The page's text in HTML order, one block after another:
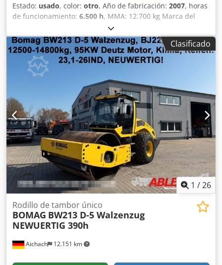
Estado: usado, color: otro, Año de fabricación: 2007, horas
de funcionamiento: 6.500 h, MMA: 12.700 kg Marca del
motor: Deutz Crodpoy R Uwrefx Acaof Marcado CE: sí
Número de serie: 101582511260 ¡Máquinas en venta! Visite
nuestra web para ver una amplia variedad de máquinas
listas para la venta. Disponemos de más opciones de las
que aparecen online, así que no dude en llamarnos o
enviarnos un correo en cualquier momento. Todas
nuestras máquinas están totalmente revisadas y
comprobadas para su fiabilidad. ¿Necesita fotos?
Contáctenos y se las enviaremos de inmediato. Le
atendemos en neerlandés, inglés, francés, alemán,
español y ruso. Descubra nuestra amplia gama de
máquinas fiables.
Clasificado
1 /26
Aichach 12.151 km
Rodillo de tambor único
BOMAG BW213 D-5 Walzenzug
NEWUERTIG 390h